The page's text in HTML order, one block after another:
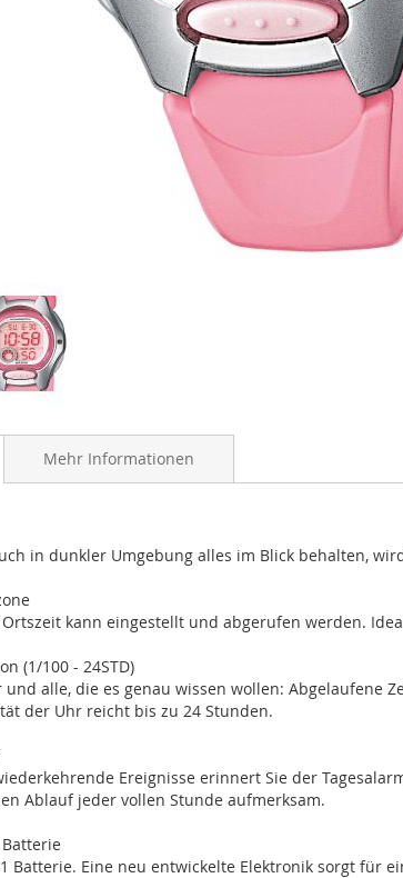
in dunkler Umgebung alles im Blick behalten,
kann eingestellt und abgerufen werden.
(1/100 - 24STD)
und alle, die es genau wissen wollen: Abgelaufene
der Uhr reicht bis zu 24 Stunden.
Ereignisse erinnert Sie der
Ablauf jeder vollen Stunde aufmerksam.
Batterie
1 Batterie. Eine neu entwickelte Elektronik sorgt für
Mehr Informationen